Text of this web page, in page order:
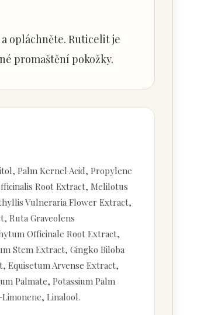
opláchněte. Ruticelit je
promaštění pokožky.
Palm Kernel Acid, Propylene
Root Extract, Melilotus
Vulneraria Flower Extract,
Ruta Graveolens
Officinale Root Extract,
Stem Extract, Gingko Biloba
Equisetum Arvense Extract,
Palmate, Potassium Palm
Linalool.